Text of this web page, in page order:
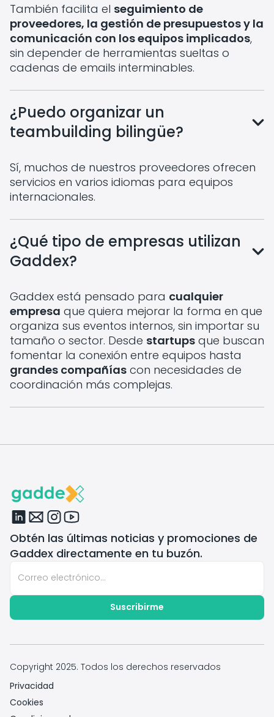
También facilita el seguimiento de
proveedores, la gestión de presupuestos y la
comunicación con los equipos implicados,
sin depender de herramientas sueltas o
cadenas de emails interminables.
¿Puedo organizar un
teambuilding bilingüe?
Sí, muchos de nuestros proveedores ofrecen
servicios en varios idiomas para equipos
internacionales.
¿Qué tipo de empresas utilizan
Gaddex?
Gaddex está pensado para cualquier
empresa que quiera mejorar la forma en que
organiza sus eventos internos, sin importar su
tamaño o sector. Desde startups que buscan
fomentar la conexión entre equipos hasta
grandes compañías con necesidades de
coordinación más complejas.
Obtén las últimas noticias y promociones de
Gaddex directamente en tu buzón.
Copyright 2025. Todos los derechos reservados
Privacidad
Cookies